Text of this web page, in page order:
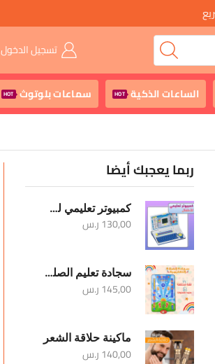
تسجيل الدخول
الساعات الذكية HOT سماعات بلوتوث HOT
ربما يعجبك أيضا
كمبيوتر تعليمي للأطفال
130,00ر.س
سجادة تعليم الصلوات الخمس والوضوء
145,00ر.س
ماكينة حلاقة الشعر
140,00ر.س